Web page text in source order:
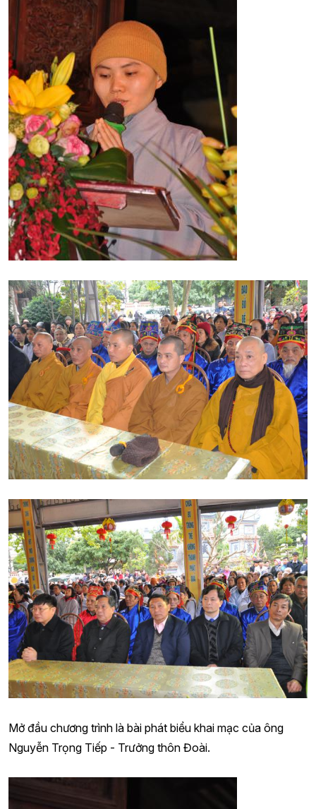
Mở đầu chương trình là bài phát biểu khai mạc của ông
Nguyễn Trọng Tiếp - Trưởng thôn Đoài.